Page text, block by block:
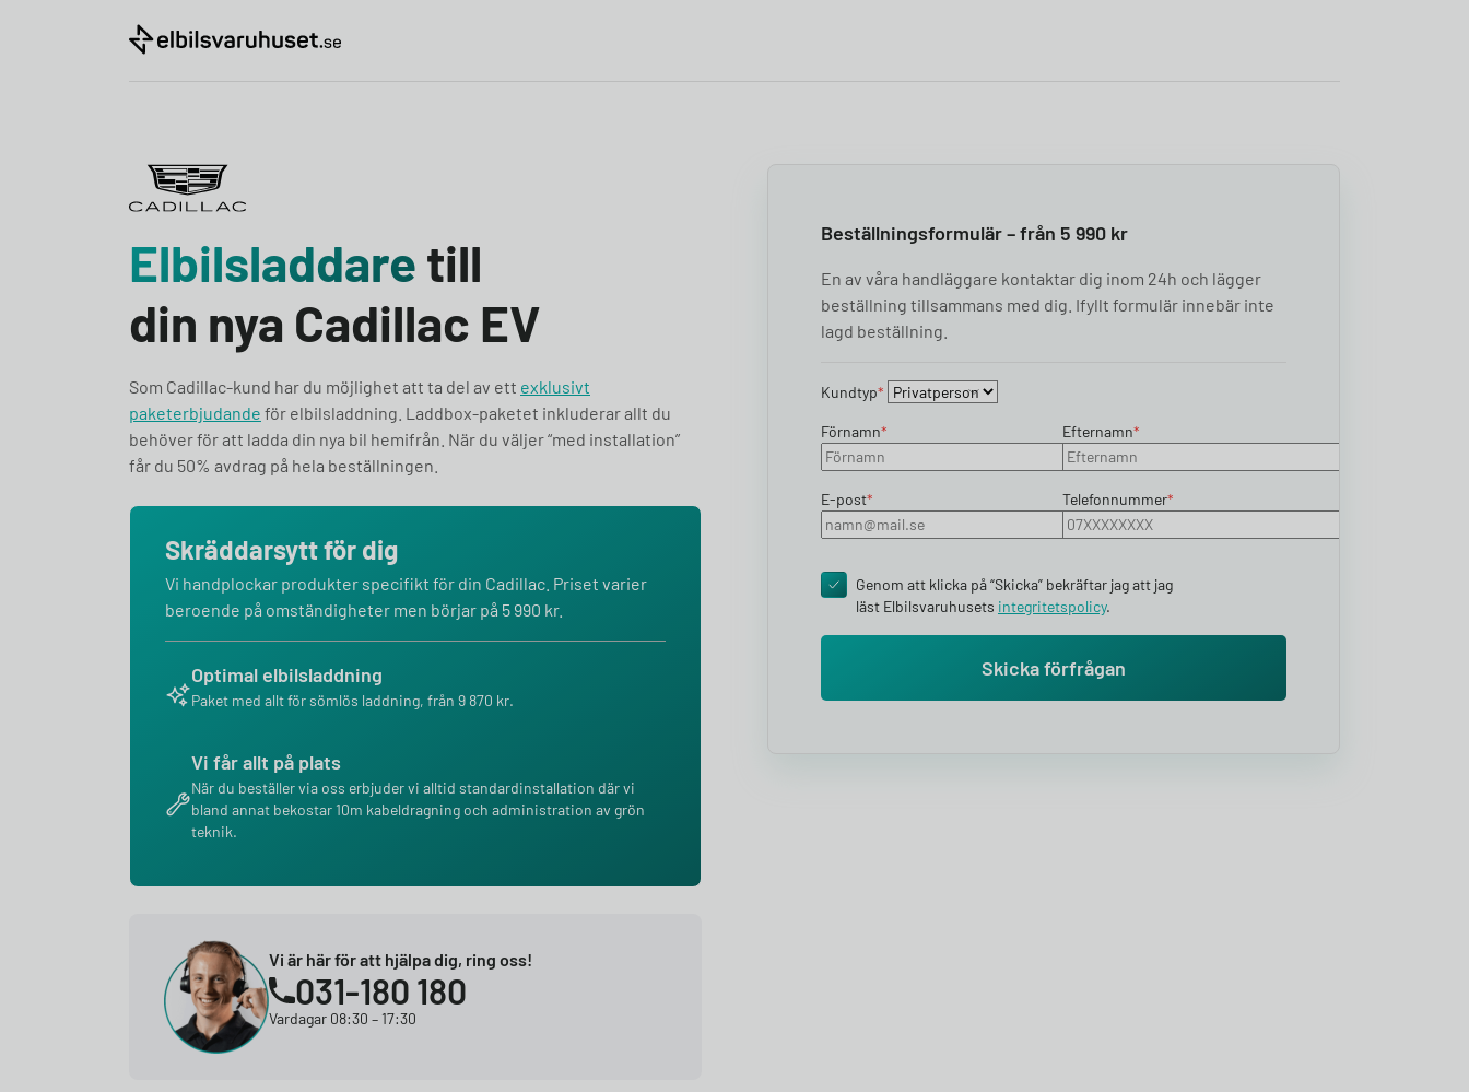
Elbilsladdare till
din nya Cadillac EV
Som Cadillac-kund har du möjlighet att ta del av ett exklusivt
paketerbjudande för elbilsladdning. Laddbox-paketet inkluderar allt du
behöver för att ladda din nya bil hemifrån. När du väljer “med installation”
får du 50% avdrag på hela beställningen.
Skräddarsytt för dig
Vi handplockar produkter specifikt för din Cadillac. Priset varier
beroende på omständigheter men börjar på 5 990 kr.
Optimal elbilsladdning
Paket med allt för sömlös laddning, från 9 870 kr.
Vi får allt på plats
När du beställer via oss erbjuder vi alltid standardinstallation där vi
bland annat bekostar 10m kabeldragning och administration av grön
teknik.
Vi är här för att hjälpa dig, ring oss!
031-180 180
Vardagar 08:30 – 17:30
Beställningsformulär – från 5 990 kr
En av våra handläggare kontaktar dig inom 24h och lägger
beställning tillsammans med dig. Ifyllt formulär innebär inte
lagd beställning.
Kundtyp*
Förnamn* Efternamn*
E-post* Telefonnummer*
Genom att klicka på “Skicka” bekräftar jag att jag
läst Elbilsvaruhusets integritetspolicy​.